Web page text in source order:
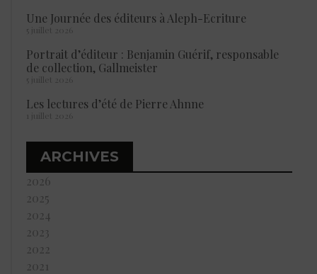
Une Journée des éditeurs à Aleph-Ecriture
5 juillet 2026
Portrait d’éditeur : Benjamin Guérif, responsable
de collection, Gallmeister
5 juillet 2026
Les lectures d’été de Pierre Ahnne
1 juillet 2026
ARCHIVES
2026
2025
2024
2023
2022
2021